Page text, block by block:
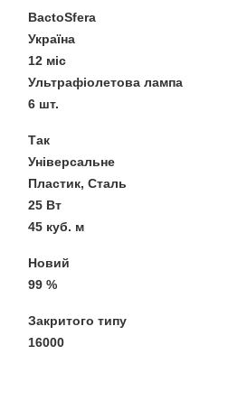
BactoSfera
Україна
12 міс
Ультрафіолетова лампа
6 шт.
Так
Універсальне
Пластик, Сталь
25 Вт
45 куб. м
Новий
99 %
Закритого типу
16000